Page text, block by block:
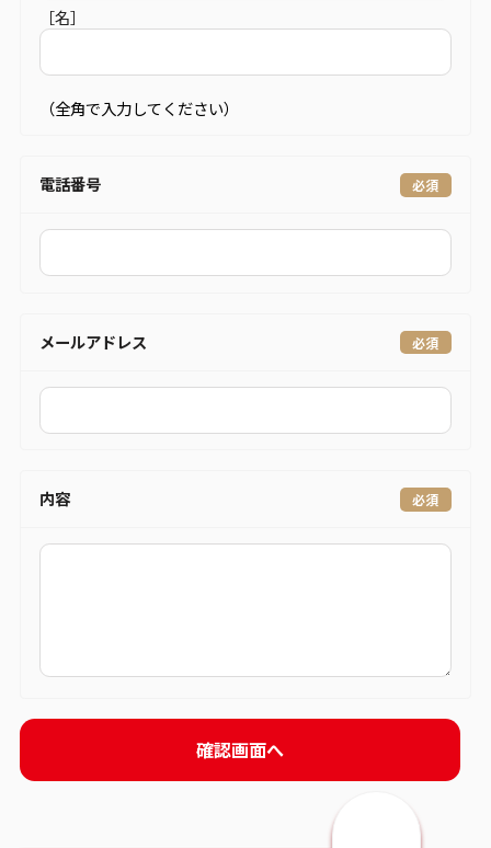
［名］
（全角で入力してください）
電話番号
メールアドレス
内容